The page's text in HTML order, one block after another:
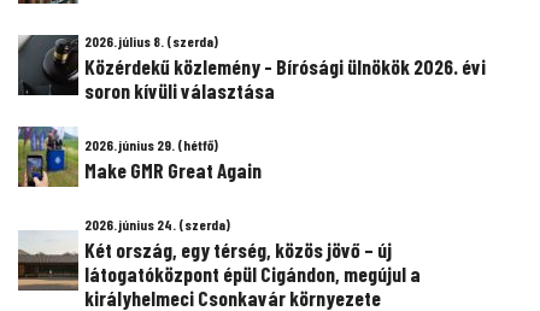
2026. július 8. (szerda)
Közérdekű közlemény - Bírósági ülnökök 2026. évi
soron kívüli választása
2026. június 29. (hétfő)
Make GMR Great Again
2026. június 24. (szerda)
Két ország, egy térség, közös jövő – új
látogatóközpont épül Cigándon, megújul a
királyhelmeci Csonkavár környezete